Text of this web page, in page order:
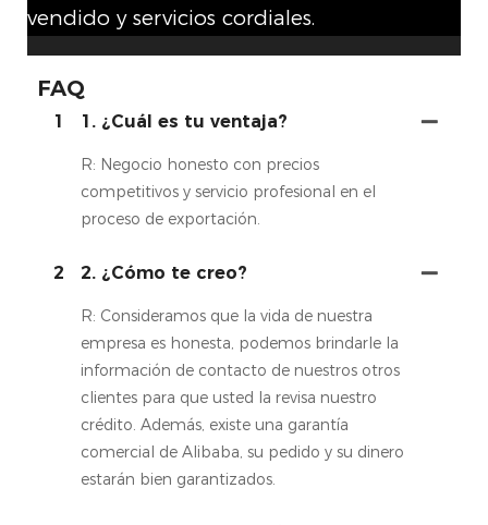
vendido y servicios cordiales.
FAQ
1 1. ¿Cuál es tu ventaja?
R: Negocio honesto con precios
competitivos y servicio profesional en el
proceso de exportación.
2 2. ¿Cómo te creo?
R: Consideramos que la vida de nuestra
empresa es honesta, podemos brindarle la
información de contacto de nuestros otros
clientes para que usted la revisa nuestro
crédito. Además, existe una garantía
comercial de Alibaba, su pedido y su dinero
estarán bien garantizados.